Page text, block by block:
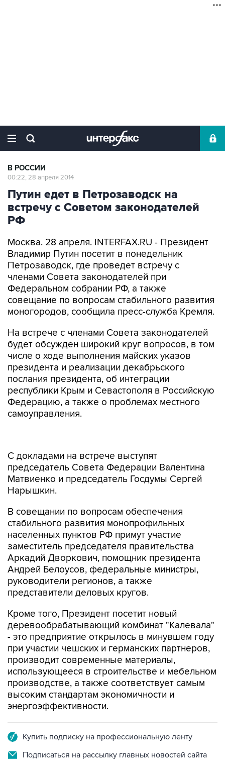
В РОССИИ
00:22, 28 апреля 2014
Путин едет в Петрозаводск на
встречу с Советом законодателей
РФ
Москва. 28 апреля. INTERFAX.RU - Президент
Владимир Путин посетит в понедельник
Петрозаводск, где проведет встречу с
членами Совета законодателей при
Федеральном собрании РФ, а также
совещание по вопросам стабильного развития
моногородов, сообщила пресс-служба Кремля.
На встрече с членами Совета законодателей
будет обсужден широкий круг вопросов, в том
числе о ходе выполнения майских указов
президента и реализации декабрьского
послания президента, об интеграции
республики Крым и Севастополя в Российскую
Федерацию, а также о проблемах местного
самоуправления.
С докладами на встрече выступят
председатель Совета Федерации Валентина
Матвиенко и председатель Госдумы Сергей
Нарышкин.
В совещании по вопросам обеспечения
стабильного развития монопрофильных
населенных пунктов РФ примут участие
заместитель председателя правительства
Аркадий Дворкович, помощник президента
Андрей Белоусов, федеральные министры,
руководители регионов, а также
представители деловых кругов.
Кроме того, Президент посетит новый
деревообрабатывающий комбинат "Калевала"
- это предприятие открылось в минувшем году
при участии чешских и германских партнеров,
производит современные материалы,
использующееся в строительстве и мебельном
производстве, а также соответствует самым
высоким стандартам экономичности и
энергоэффективности.
Купить подписку на профессиональную ленту
Подписаться на рассылку главных новостей сайта